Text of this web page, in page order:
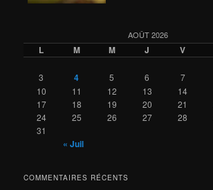
AOÛT 2026
L M M J V
3
4 5 6 7
10
11 12 13 14
17
18 19 20 21
24
25 26 27 28
31
« Juil
COMMENTAIRES RÉCENTS